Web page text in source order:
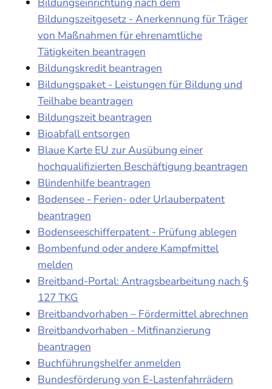
Bildungszeitgesetz - Anerkennung für Träger
von Maßnahmen für ehrenamtliche
Tätigkeiten beantragen
Bildungskredit beantragen
Bildungspaket - Leistungen für Bildung und
Teilhabe beantragen
Bildungszeit beantragen
Bioabfall entsorgen
Blaue Karte EU zur Ausübung einer
hochqualifizierten Beschäftigung beantragen
Blindenhilfe beantragen
Bodensee - Ferien- oder Urlauberpatent
beantragen
Bodenseeschifferpatent - Prüfung ablegen
Bombenfund oder andere Kampfmittel
melden
Breitband-Portal: Antragsbearbeitung nach §
127 TKG
Breitbandvorhaben – Fördermittel abrechnen
Breitbandvorhaben - Mitfinanzierung
beantragen
Buchführungshelfer anmelden
Bundesförderung von E-Lastenfahrrädern